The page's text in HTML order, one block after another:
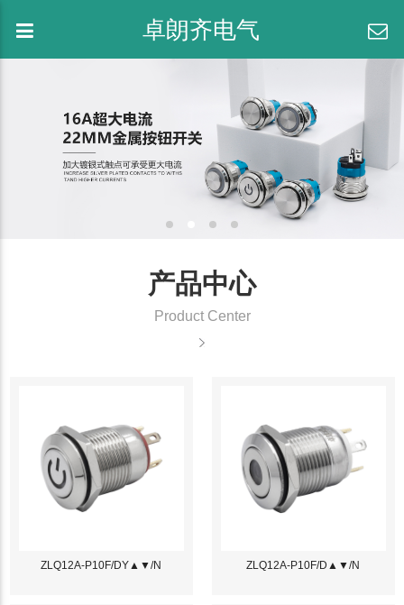
卓朗齐电气
产品中心
Product Center
ZLQ12A-P10F/DY▲▼/N ZLQ12A-P10F/D▲▼/N